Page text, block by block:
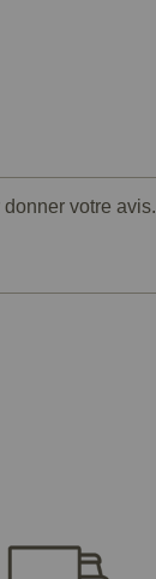
votre avis.